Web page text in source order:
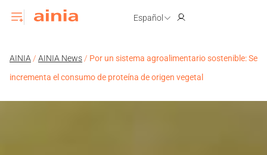
Español
AINIA / AINIA News / Por un sistema agroalimentario sostenible: Se
incrementa el consumo de proteína de origen vegetal